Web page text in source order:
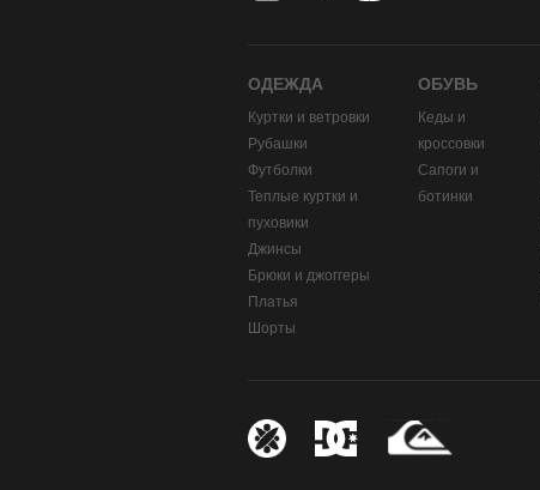
ОДЕЖДА
Куртки и ветровки
Рубашки
Футболки
Теплые куртки и
пуховики
Джинсы
Брюки и джоггеры
Платья
Шорты
ОБУВЬ
Кеды и
кроссовки
Сапоги и
ботинки